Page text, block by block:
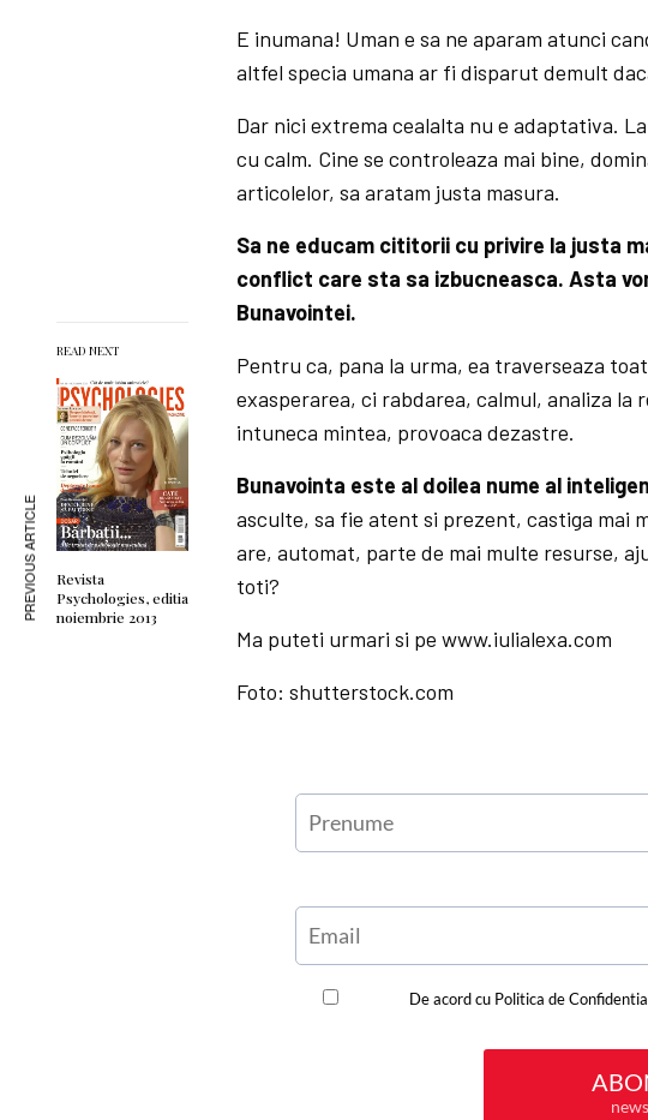
READ NEXT
Revista
Psychologies, editia
noiembrie 2013
E inumana! Uman e sa ne aparam atunci
altfel specia umana ar fi disparut demult
Dar nici extrema cealalta nu e adaptativa.
cu calm. Cine se controleaza mai bine,
articolelor, sa aratam justa masura.
Sa ne educam cititorii cu privire la justa
conflict care sta sa izbucneasca. Asta
Bunavointei.
Pentru ca, pana la urma, ea traverseaza
exasperarea, ci rabdarea, calmul, analiza
intuneca mintea, provoaca dezastre.
Bunavointa este al doilea nume al
asculte, sa fie atent si prezent, castiga mai
are, automat, parte de mai multe resurse,
toti?
Ma puteti urmari si pe www.iulialexa.com
Foto: shutterstock.com
PREVIOUS ARTICLE